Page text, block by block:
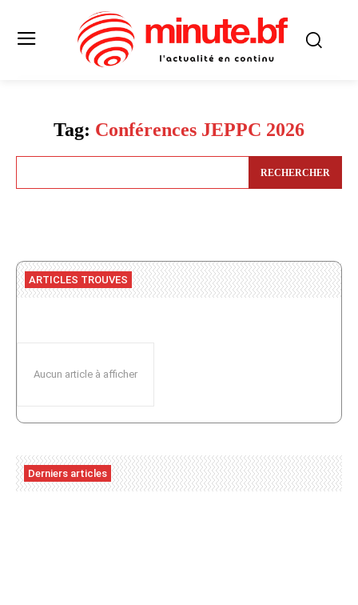
Tag: Conférences JEPPC 2026
RECHERCHER
ARTICLES TROUVES
Aucun article à afficher
Derniers articles